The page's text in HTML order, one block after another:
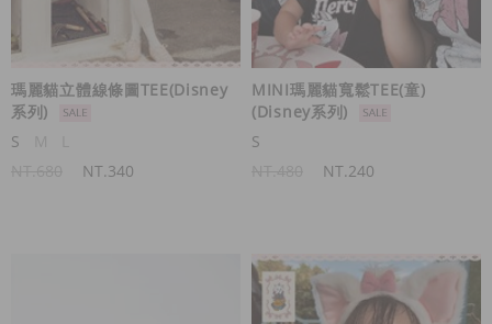
瑪麗貓立體線條圖TEE(Disney
系列)
S
NT.340
MINI瑪麗貓寬鬆TEE(童)
(Disney系列)
S
NT.240